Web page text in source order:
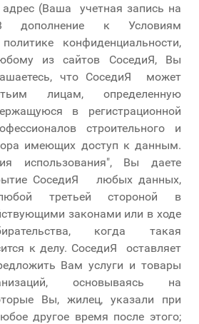
(Ваша учетная запись на
к Условиям
конфиденциальности,
из сайтов СоседиЯ, Вы
что СоседиЯ может
лицам, определенную
в регистрационной
строительного и
имеющих доступ к данным.
использования", Вы даете
СоседиЯ любых данных,
третьей стороной в
законами или в ходе
когда такая
к делу. СоседиЯ оставляет
Вам услуги и товары
основываясь на
Вы, жилец, указали при
другое время после этого;